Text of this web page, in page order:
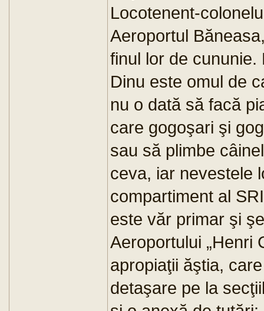
Locotenent-
Aeroportul
finul lor de cununie.
Dinu este omul de
nu o dată să facă
care gogoşari şi
sau să plimbe
ceva, iar nevestele
compartiment al
este văr primar şi
Aeroportului „Henri
apropiaţii ăştia,
detaşare pe la